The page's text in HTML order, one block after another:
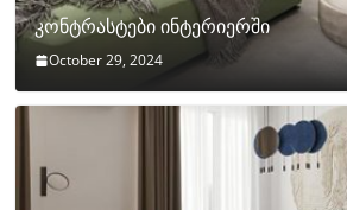
კონტრასტები ინტერიერში
October 29, 2024